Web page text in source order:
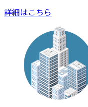
詳細はこちら